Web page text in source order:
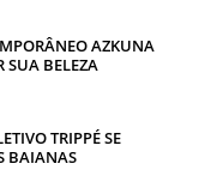
AZKUNA
SUA BELEZA
TRIPPÉ SE
BAIANAS